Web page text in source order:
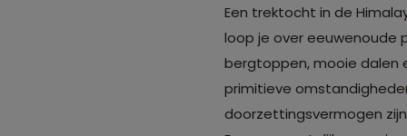
Een trektocht in de
loop je over eeuwenoude
bergtoppen, mooie dalen
primitieve
doorzettingsvermogen